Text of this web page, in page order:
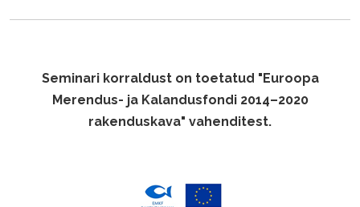
Seminari korraldust on toetatud "Euroopa
Merendus- ja Kalandusfondi 2014–2020
rakenduskava" vahenditest.